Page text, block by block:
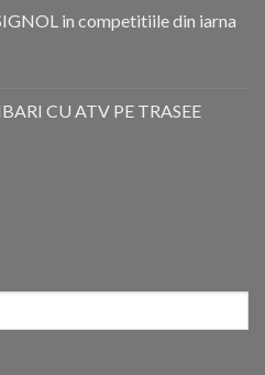
in competitiile din iarna
CU ATV PE TRASEE